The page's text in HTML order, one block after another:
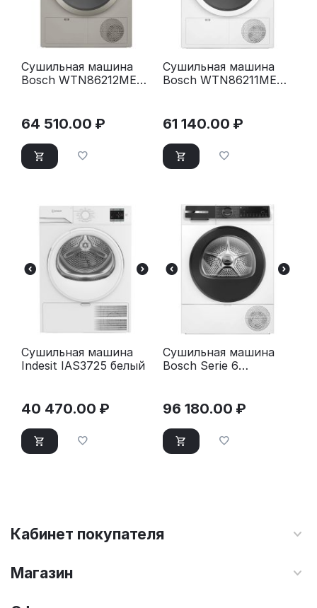
Сушильная машина
Bosch WTN86212ME
64 510.00 ₽
Сушильная машина
Bosch WTN86211ME
61 140.00 ₽
Сушильная машина
Indesit IAS3725 белый
40 470.00 ₽
Сушильная машина
Bosch Serie 6
96 180.00 ₽
Кабинет покупателя
Магазин